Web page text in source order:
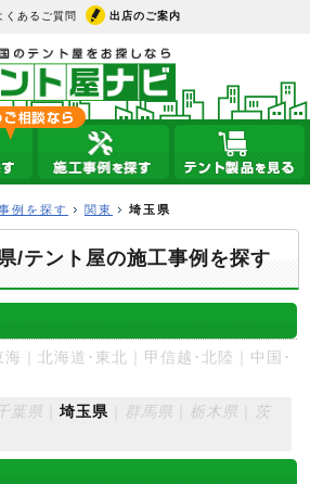
くあるご質問 出店のご案内
例を探す 関東 埼玉県
/テント屋の施工事例を探す
海｜北海道･東北｜甲信越･北陸｜中国･
葉県 埼玉県 群馬県 栃木県
茨